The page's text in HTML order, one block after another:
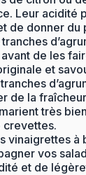
Leur acidité
de donner du
de les
et
de la
très
crevettes.
vinaigrettes à
vos
et de